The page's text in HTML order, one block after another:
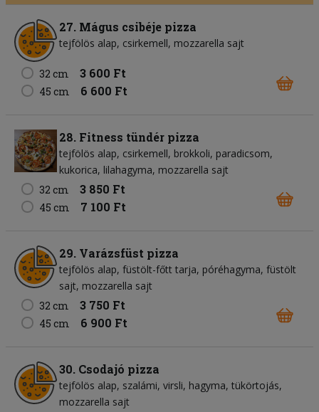
27. Mágus csibéje pizza
tejfölös alap csirkemell mozzarella sajt
32 cm 3 600 Ft
45 cm 6 600 Ft
28. Fitness tündér pizza
tejfölös alap csirkemell brokkoli paradicsom
kukorica lilahagyma mozzarella sajt
32 cm
3 850 Ft
45 cm 7 100 Ft
29. Varázsfüst pizza
tejfölös alap füstölt-főtt tarja póréhagyma füstölt
sajt mozzarella sajt
32 cm
3 750 Ft
45 cm 6 900 Ft
30. Csodajó pizza
tejfölös alap szalámi virsli hagyma tükörtojás
mozzarella sajt